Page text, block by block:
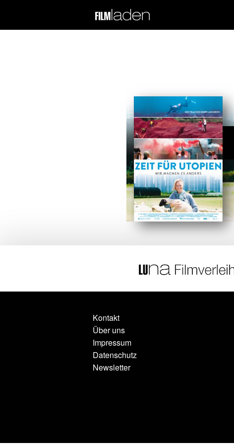
Kontakt
Über uns
Impressum
Datenschutz
Newsletter